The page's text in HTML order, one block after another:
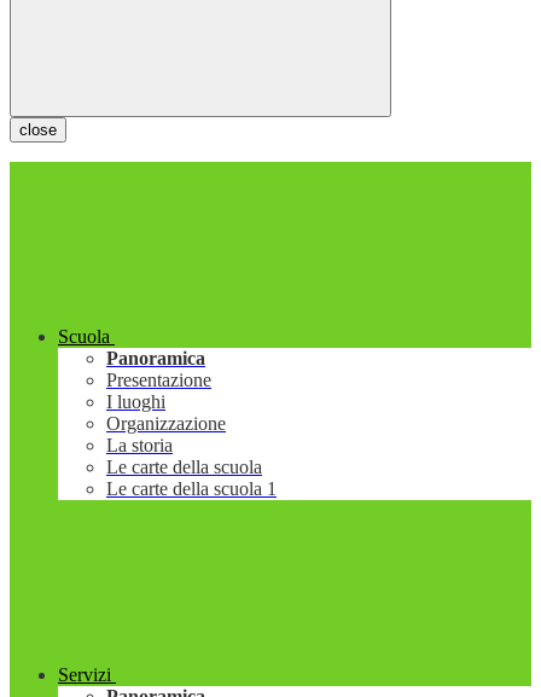
close
Scuola
Panoramica
Presentazione
I luoghi
Organizzazione
La storia
Le carte della scuola
Le carte della scuola 1
Servizi